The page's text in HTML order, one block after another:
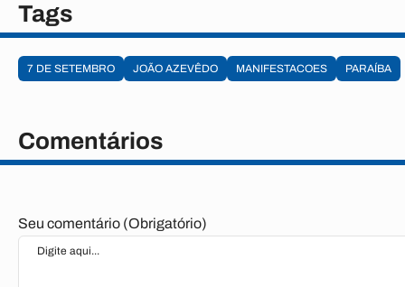
Tags
7 DE SETEMBRO JOÃO AZEVÊDO MANIFESTACOES PARAÍBA
Comentários
Seu comentário (Obrigatório)